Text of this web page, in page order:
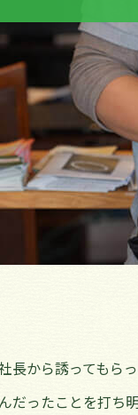
から誘っても
ったことを打ち